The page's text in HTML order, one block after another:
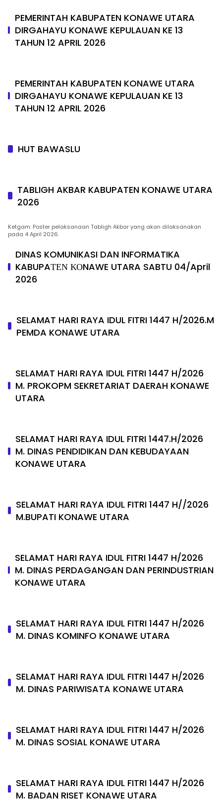
PEMERINTAH KABUPATEN KONAWE UTARA
DIRGAHAYU KONAWE KEPULAUAN KE 13
TAHUN 12 APRIL 2026
PEMERINTAH KABUPATEN KONAWE UTARA
DIRGAHAYU KONAWE KEPULAUAN KE 13
TAHUN 12 APRIL 2026
HUT BAWASLU
TABLIGH AKBAR KABUPATEN KONAWE UTARA
2026
Ketgam: Poster pelaksanaan Tabligh Akbar yang akan dilaksanakan
pada 4 April 2026.
DINAS KOMUNIKASI DAN INFORMATIKA
KABUPAΤΕΝ ΚΟNAWE UTARA SABTU 04/April
2026
SELAMAT HARI RAYA IDUL FITRI 1447 H/2026.M
PEMDA KONAWE UTARA
SELAMAT HARI RAYA IDUL FITRI 1447 H/2026
M. PROKOPM SEKRETARIAT DAERAH KONAWE
UTARA
SELAMAT HARI RAYA IDUL FITRI 1447.H/2026
M. DINAS PENDIDIKAN DAN KEBUDAYAAN
KONAWE UTARA
SELAMAT HARI RAYA IDUL FITRI 1447 H//2026
M.BUPATI KONAWE UTARA
SELAMAT HARI RAYA IDUL FITRI 1447 H/2026
M. DINAS PERDAGANGAN DAN PERINDUSTRIAN
KONAWE UTARA
SELAMAT HARI RAYA IDUL FITRI 1447 H/2026
M. DINAS KOMINFO KONAWE UTARA
SELAMAT HARI RAYA IDUL FITRI 1447 H/2026
M. DINAS PARIWISATA KONAWE UTARA
SELAMAT HARI RAYA IDUL FITRI 1447 H/2026
M. DINAS SOSIAL KONAWE UTARA
SELAMAT HARI RAYA IDUL FITRI 1447 H/2026
M. BADAN RISET KONAWE UTARA